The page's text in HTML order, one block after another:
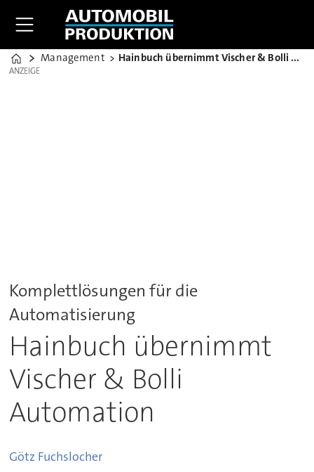
Home
Management Hainbuch übernimmt Vischer & Bolli Automation
ANZEIGE
ANZEIGE
Komplettlösungen für die
Automatisierung
Hainbuch übernimmt
Vischer & Bolli
Automation
Götz Fuchslocher